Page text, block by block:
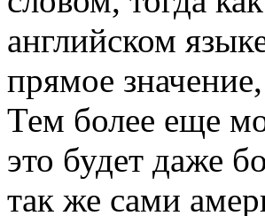
английском
прямое
Тем более еще
это будет даже
так же сами